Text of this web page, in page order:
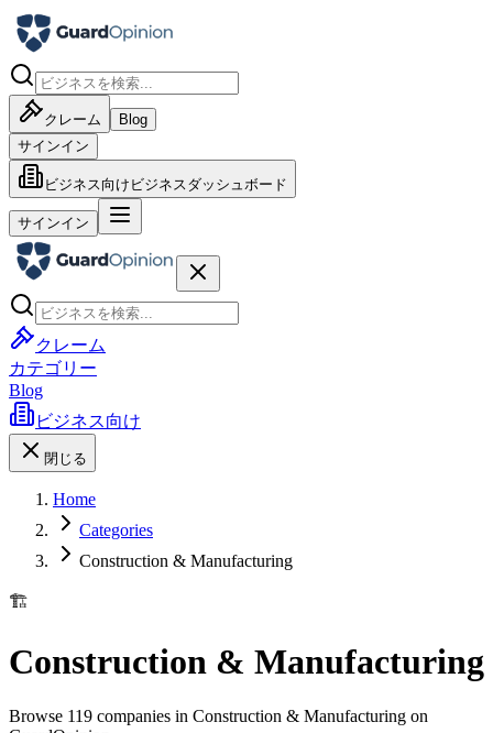
クレーム
Blog
サインイン
ビジネス向け ビジネスダッシュボード
サインイン
クレーム
カテゴリー
Blog
ビジネス向け
閉じる
Home
Categories
Construction & Manufacturing
🏗️
Construction & Manufacturing
Browse 119 companies in Construction & Manufacturing on